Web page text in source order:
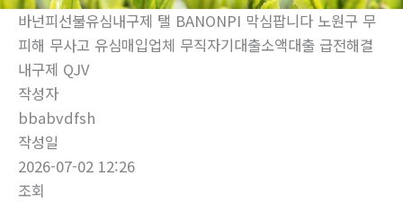
바넌피선불유심내구제 탤 BANONPI 막심팝니다 노원구 무
피해 무사고 유심매입업체 무직자기대출소액대출 급전해결
내구제 QJV
작성자
bbabvdfsh
작성일
2026-07-02 12:26
조회